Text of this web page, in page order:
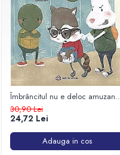
Îmbrâncitul nu e deloc amuzant.
Bullyingul fizic
30,90 Lei
24,72 Lei
Adauga in cos